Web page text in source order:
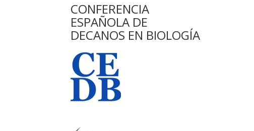
CONFERENCIA
ESPAÑOLA DE
DECANOS EN BIOLOGÍA